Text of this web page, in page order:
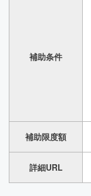
補助条件
補助限度額
詳細URL